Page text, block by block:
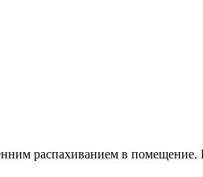
распахиванием в